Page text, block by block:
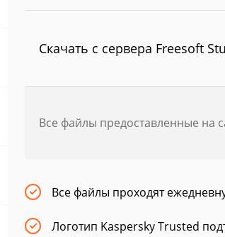
Скачать с сервера Freesoft
Все файлы предоставленные на
Все файлы проходят
Логотип Kaspersky Trusted